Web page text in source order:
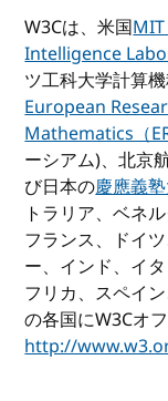
W3Cは、米国
Intelligence
ツ工科大学計算
European
Mathematics（
ーシアム)、北京
び日本の慶應義
トラリア、ベネ
フランス、ドイ
ー、インド、イ
フリカ、スペイ
の各国にW3Cオ
http://